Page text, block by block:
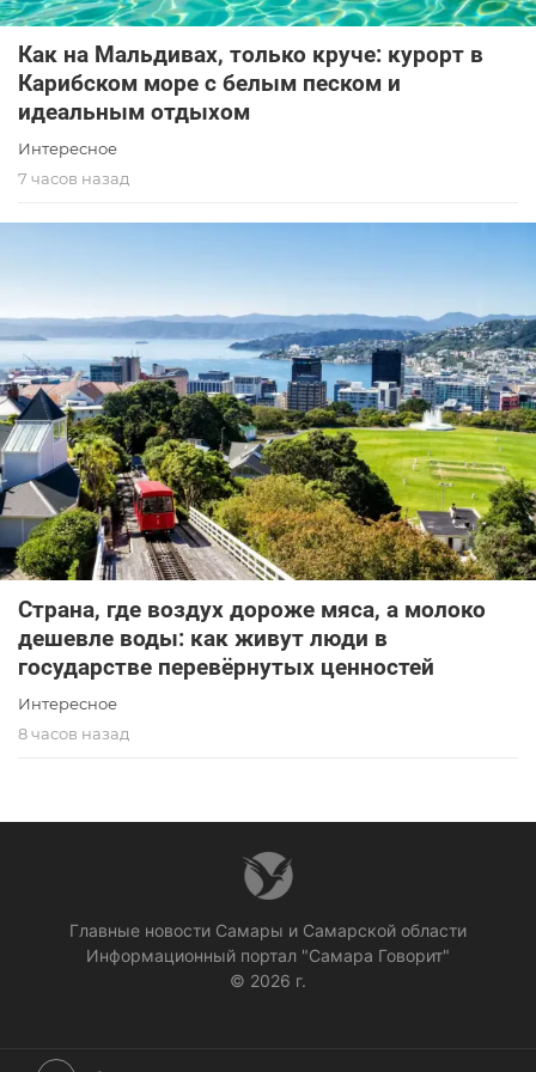
Как на Мальдивах, только круче: курорт в
Карибском море с белым песком и
идеальным отдыхом
Интересное
7 часов назад
Страна, где воздух дороже мяса, а молоко
дешевле воды: как живут люди в
государстве перевёрнутых ценностей
Интересное
8 часов назад
Главные новости Самары и Самарской области
Информационный портал "Самара Говорит"
© 2026 г.